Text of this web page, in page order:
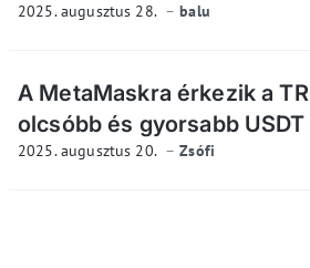
2025. augusztus 28. balu
A MetaMaskra érkezik a
olcsóbb és gyorsabb
2025. augusztus 20. Zsófi